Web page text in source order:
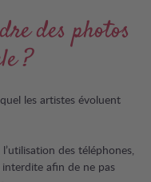
des photos
?
les artistes évoluent
l’utilisation des téléphones,
afin de ne pas